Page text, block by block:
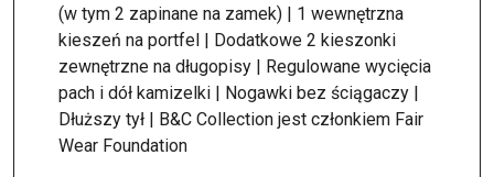
(w tym 2 zapinane na zamek) | 1 wewnętrzna
kieszeń na portfel | Dodatkowe 2 kieszonki
zewnętrzne na długopisy | Regulowane wycięcia
pach i dół kamizelki | Nogawki bez ściągaczy |
Dłuższy tył | B&C Collection jest członkiem Fair
Wear Foundation